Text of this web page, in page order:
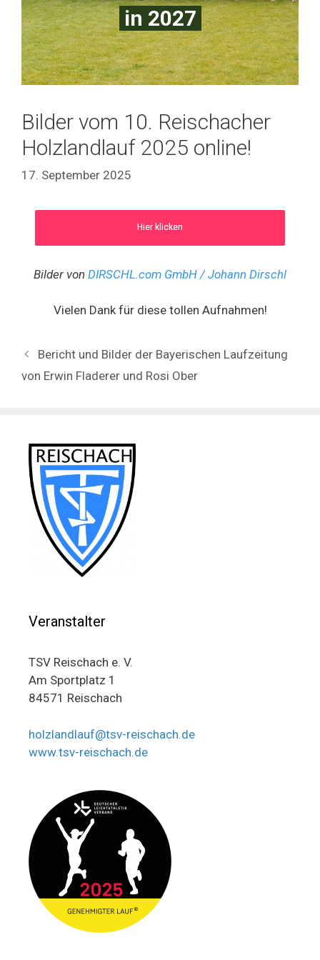
in 2027
Bilder vom 10. Reischacher
Holzlandlauf 2025 online!
17. September 2025
Hier klicken
Bilder von DIRSCHL.com GmbH / Johann Dirschl
Vielen Dank für diese tollen Aufnahmen!
Bericht und Bilder der Bayerischen Laufzeitung
von Erwin Fladerer und Rosi Ober
Veranstalter
TSV Reischach e. V.
Am Sportplatz 1
84571 Reischach
holzlandlauf@tsv-reischach.de
www.tsv-reischach.de